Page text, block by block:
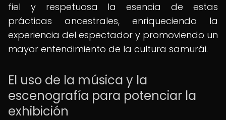
fiel y respetuosa la esencia de estas
prácticas ancestrales, enriqueciendo la
experiencia del espectador y promoviendo un
mayor entendimiento de la cultura samurái.
El uso de la música y la
escenografía para potenciar la
exhibición